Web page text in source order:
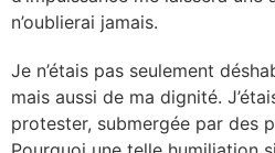
n’oublierai jamais.
Je n’étais pas seulement
mais aussi de ma dignité.
protester, submergée par des